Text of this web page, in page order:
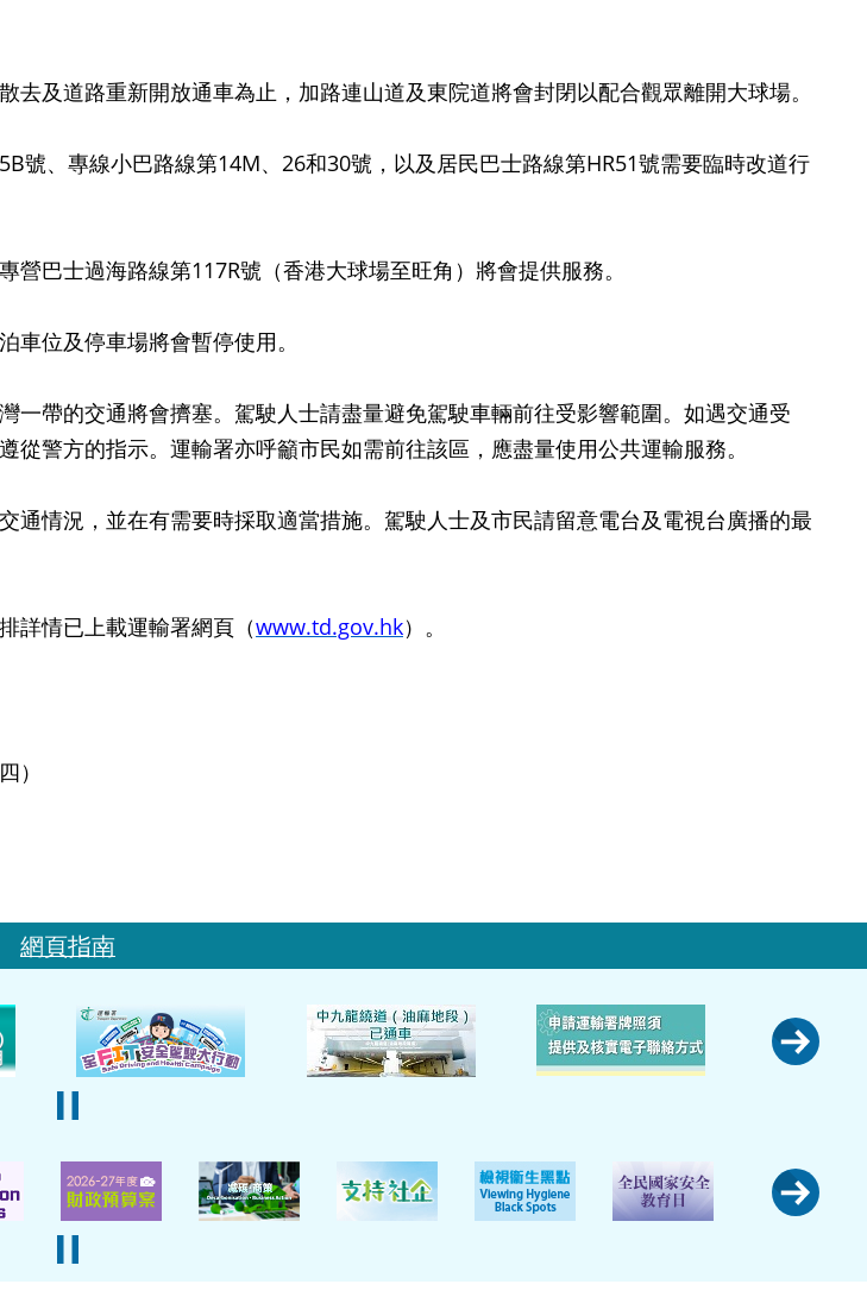
及道路重新開放通車為止，加路連山道及東院道將會封閉以配合觀眾離開大球場。
號、專線小巴路線第14M、26和30號，以及居民巴士路線第HR51號需要臨時改道行
巴士過海路線第117R號（香港大球場至旺角）將會提供服務。
位及停車場將會暫停使用。
帶的交通將會擠塞。駕駛人士請盡量避免駕駛車輛前往受影響範圍。如遇交通受
從警方的指示。運輸署亦呼籲市民如需前往該區，應盡量使用公共運輸服務。
情況，並在有需要時採取適當措施。駕駛人士及市民請留意電台及電視台廣播的最
情已上載運輸署網頁（www.td.gov.hk）。
）
網頁指南